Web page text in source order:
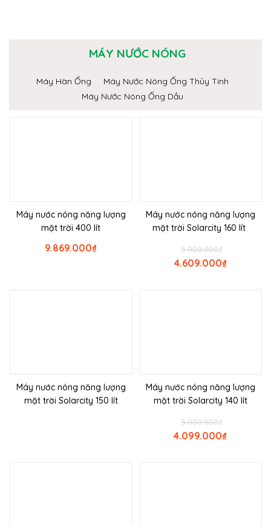
MÁY NƯỚC NÓNG
Máy Hàn Ống
Máy Nước Nóng Ống Thủy Tinh
Máy Nước Nóng Ống Dầu
Máy nước nóng năng lượng
mặt trời 400 lít
₫
9.869.000
Máy nước nóng năng lượng
mặt trời Solarcity 160 lít
₫
5.000.000
₫
4.609.000
Máy nước nóng năng lượng
mặt trời Solarcity 150 lít
Máy nước nóng năng lượng
mặt trời Solarcity 140 lít
₫
5.000.000
₫
4.099.000